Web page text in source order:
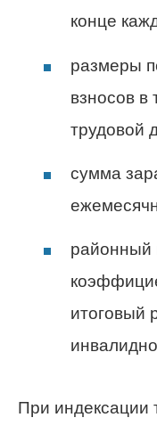
конце
размеры
взносов в
трудовой
сумма
районный
итоговый
При индексации